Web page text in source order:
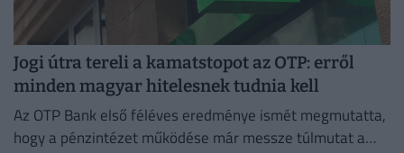
Jogi útra tereli a kamatstopot az OTP: erről
minden magyar hitelesnek tudnia kell
Az OTP Bank első féléves eredménye ismét megmutatta,
hogy a pénzintézet működése már messze túlmutat a